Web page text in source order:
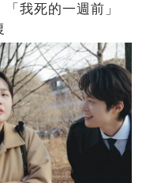
我死的一週前」